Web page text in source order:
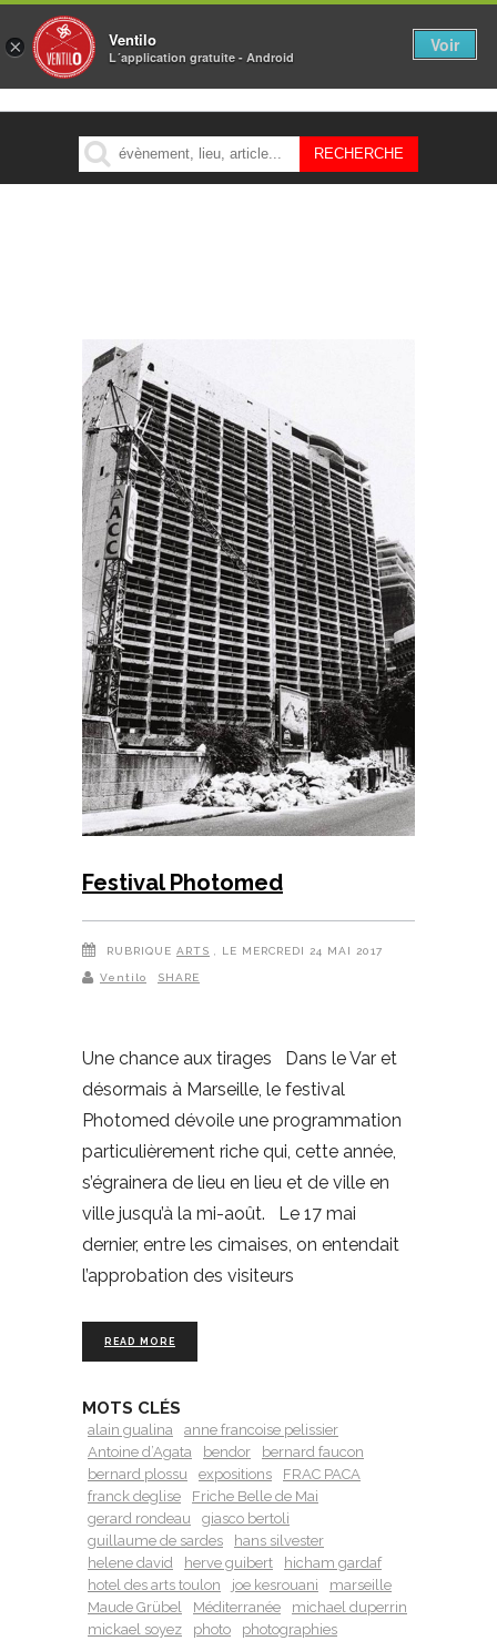
MENU
Festival Photomed
RUBRIQUE ARTS , LE MERCREDI 24 MAI 2017
Ventilo SHARE
Une chance aux tirages Dans le Var et
désormais à Marseille, le festival
Photomed dévoile une programmation
particulièrement riche qui, cette année,
s’égrainera de lieu en lieu et de ville en
ville jusqu’à la mi-août. Le 17 mai
dernier, entre les cimaises, on entendait
l’approbation des visiteurs
READ MORE
MOTS CLÉS
alain gualina
anne francoise pelissier
Antoine d’Agata
bendor
bernard faucon
bernard plossu
expositions
FRAC PACA
franck deglise
Friche Belle de Mai
gerard rondeau
giasco bertoli
guillaume de sardes
hans silvester
helene david
herve guibert
hicham gardaf
hotel des arts toulon
joe kesrouani
marseille
Maude Grübel
Méditerranée
michael duperrin
mickael soyez
photo
photographies
× Ventilo
L´application gratuite - Android
Voir